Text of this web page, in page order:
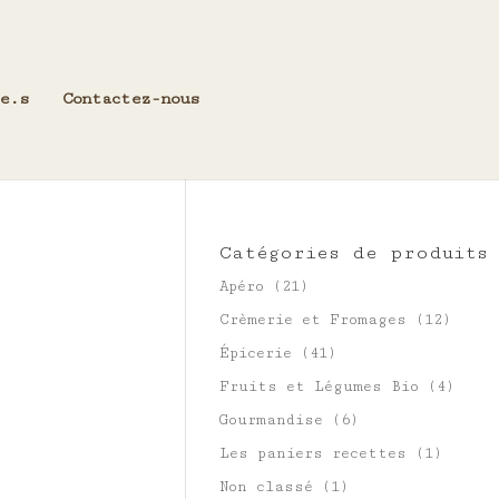
Contactez-nous
Catégories de produits
Apéro
(21)
Crèmerie et Fromages
(12)
Épicerie
(41)
Fruits et Légumes Bio
(4)
Gourmandise
(6)
Les paniers recettes
(1)
Non classé
(1)